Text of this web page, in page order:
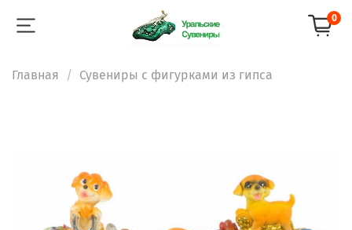
0
Главная Сувениры с фигурками из гипса